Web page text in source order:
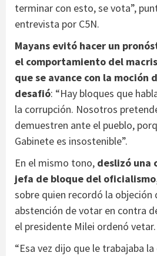
terminar con esto, se vota”,
entrevista por C5N.
Mayans evitó hacer un
el comportamiento del
que se avance con la moción
desafió: “Hay bloques que
la corrupción. Nosotros
demuestren ante el pueblo,
Gabinete es insostenible”.
En el mismo tono, deslizó una
jefa de bloque del
sobre quien recordó la objeción
abstención de votar en contra
el presidente Milei ordenó vetar.
“Esa vez dijo que le trabajaba